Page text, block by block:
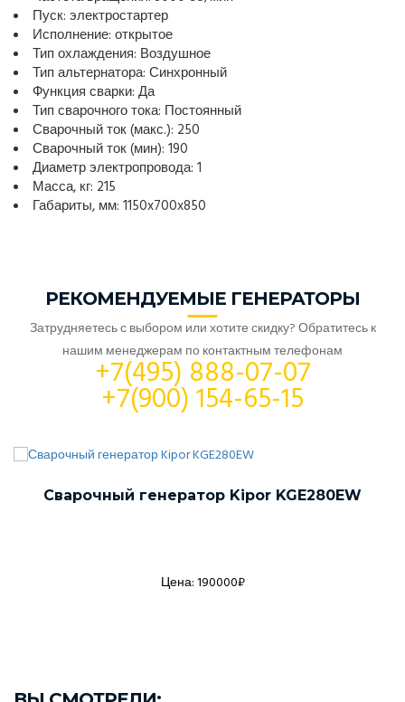
Пуск: электростартер
Исполнение: открытое
Тип охлаждения: Воздушное
Тип альтернатора: Синхронный
Функция сварки: Да
Тип сварочного тока: Постоянный
Сварочный ток (макс.): 250
Сварочный ток (мин): 190
Диаметр электропровода: 1
Масса, кг: 215
Габариты, мм: 1150x700x850
РЕКОМЕНДУЕМЫЕ ГЕНЕРАТОРЫ
Затрудняетесь с выбором или хотите скидку? Обратитесь к
нашим менеджерам по контактным телефонам
+7(495) 888-07-07
+7(900) 154-65-15
Сварочный генератор Kipor KGE280EW
Цена: 190000₽